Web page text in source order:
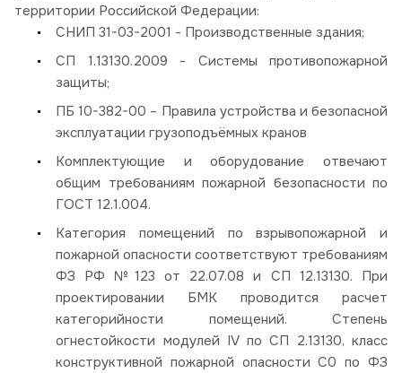
территории Российской Федерации:
СНИП 31-03-2001 - Производственные здания;
СП 1.13130.2009 - Системы противопожарной
защиты;
ПБ 10-382-00 – Правила устройства и безопасной
эксплуатации грузоподъёмных кранов
Комплектующие и оборудование отвечают
общим требованиям пожарной безопасности по
ГОСТ 12.1.004.
Категория помещений по взрывопожарной и
пожарной опасности соответствуют требованиям
ФЗ РФ №123 от 22.07.08 и СП 12.13130. При
проектировании БМК проводится расчет
категорийности помещений. Степень
огнестойкости модулей IV по СП 2.13130, класс
конструктивной пожарной опасности С0 по ФЗ